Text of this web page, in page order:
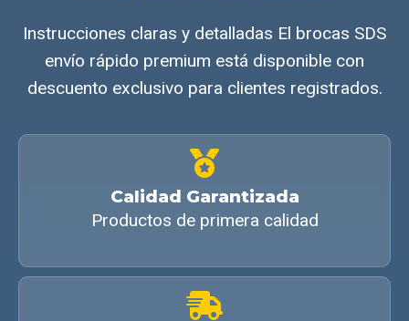
Instrucciones claras y detalladas El brocas SDS
envío rápido premium está disponible con
descuento exclusivo para clientes registrados.
Calidad Garantizada
Productos de primera calidad